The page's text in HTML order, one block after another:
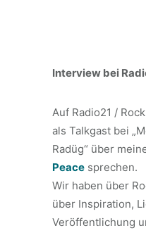
Interview bei
Auf Radio21 /
als Talkgast bei
Radüg“ über
Peace sprechen.
Wir haben über
über Inspiration,
Veröffentlichung